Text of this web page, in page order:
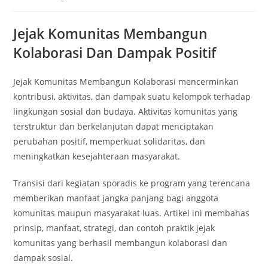
Jejak Komunitas Membangun
Kolaborasi Dan Dampak Positif
Jejak Komunitas Membangun Kolaborasi mencerminkan
kontribusi, aktivitas, dan dampak suatu kelompok terhadap
lingkungan sosial dan budaya. Aktivitas komunitas yang
terstruktur dan berkelanjutan dapat menciptakan
perubahan positif, memperkuat solidaritas, dan
meningkatkan kesejahteraan masyarakat.
Transisi dari kegiatan sporadis ke program yang terencana
memberikan manfaat jangka panjang bagi anggota
komunitas maupun masyarakat luas. Artikel ini membahas
prinsip, manfaat, strategi, dan contoh praktik jejak
komunitas yang berhasil membangun kolaborasi dan
dampak sosial.